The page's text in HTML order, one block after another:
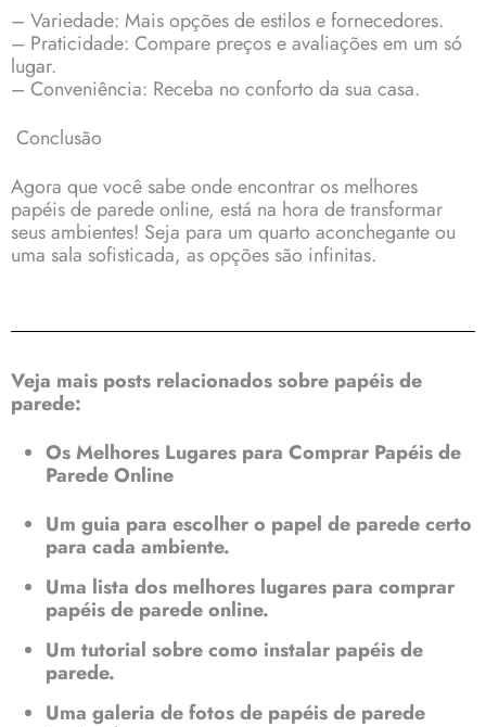
– Variedade: Mais opções de estilos e fornecedores.
– Praticidade: Compare preços e avaliações em um só
lugar.
– Conveniência: Receba no conforto da sua casa.
Conclusão
Agora que você sabe onde encontrar os melhores
papéis de parede online, está na hora de transformar
seus ambientes! Seja para um quarto aconchegante ou
uma sala sofisticada, as opções são infinitas.
Veja mais posts relacionados sobre papéis de
parede:
Os Melhores Lugares para Comprar Papéis de
Parede Online
Um guia para escolher o papel de parede certo
para cada ambiente.
Uma lista dos melhores lugares para comprar
papéis de parede online.
Um tutorial sobre como instalar papéis de
parede.
Uma galeria de fotos de papéis de parede